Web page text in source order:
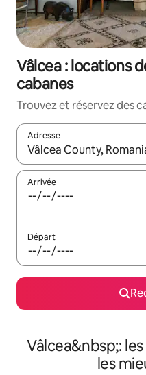
Vâlcea : locations
cabanes
Trouvez et réservez des
Adresse
Lorsque les résultats
Arrivée
Départ
Vâlcea&nbsp;:
les